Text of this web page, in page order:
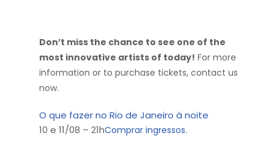
Don’t miss the chance to see one of the
most innovative artists of today! For more
information or to purchase tickets, contact us
now.
O que fazer no Rio de Janeiro à noite
10 e 11/08 – 21hComprar ingressos.